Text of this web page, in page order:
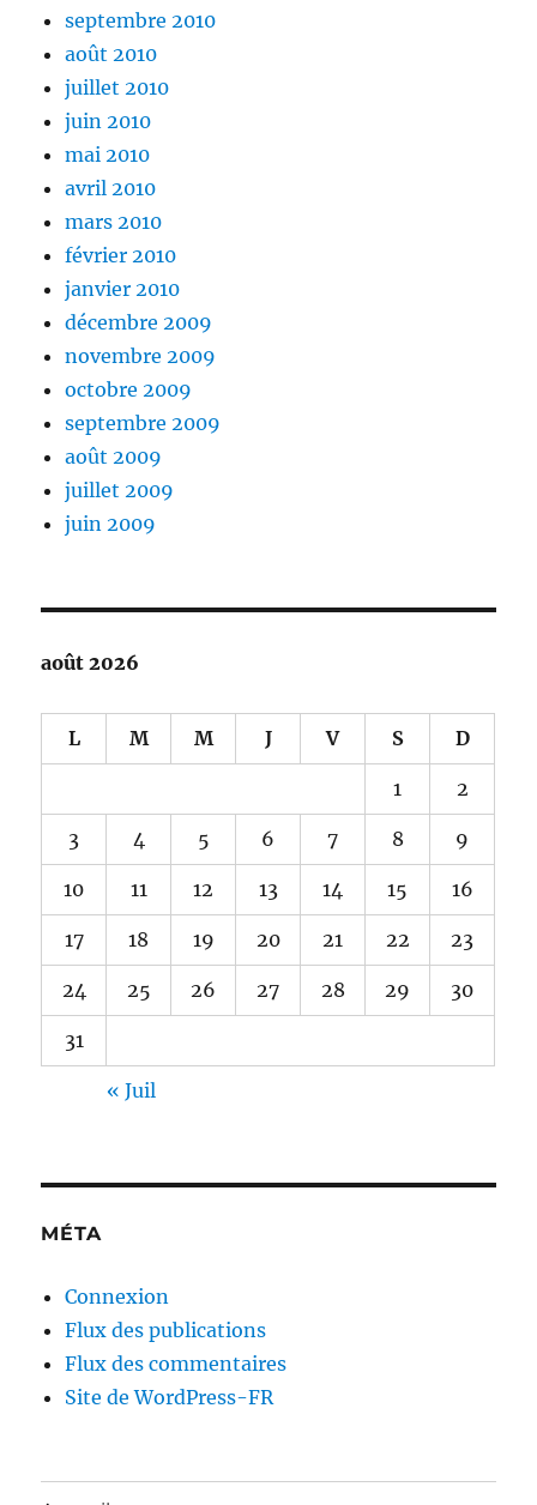
septembre 2010
août 2010
juillet 2010
juin 2010
mai 2010
avril 2010
mars 2010
février 2010
janvier 2010
décembre 2009
novembre 2009
octobre 2009
septembre 2009
août 2009
juillet 2009
juin 2009
août 2026
L M M J V S D
1 2
3 4 5 6 7 8 9
10 11 12 13 14 15 16
17 18 19 20 21 22 23
24 25 26 27 28 29 30
31
« Juil
MÉTA
Connexion
Flux des publications
Flux des commentaires
Site de WordPress-FR